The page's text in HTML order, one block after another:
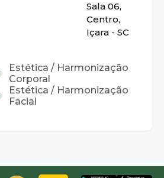
Sala 06,
Centro,
Içara - SC
Estética / Harmonização
Corporal
Estética / Harmonização
Facial